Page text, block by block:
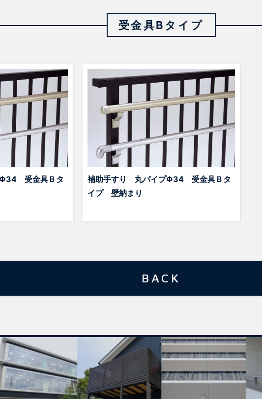
受金具Bタイプ
受金具Ｂタ
補助手すり 丸パイプΦ34 受金具Ｂタ
イプ 壁納まり
BACK